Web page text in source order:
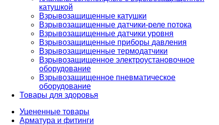
катушкой
Взрывозащищенные катушки
Взрывозащищенные датчики-реле потока
Взрывозащищенные датчики уровня
Взрывозащищенные приборы давления
Взрывозащищенные термодатчики
Взрывозащищенное электроустановочное
оборудование
Взрывозащищенное пневматическое
оборудование
Товары для здоровья
Уцененные товары
Арматура и фитинги